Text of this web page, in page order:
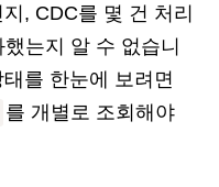
, CDC를 몇 건 처리
는지 알 수 없습니
를 한눈에 보려면
를 개별로 조회해야